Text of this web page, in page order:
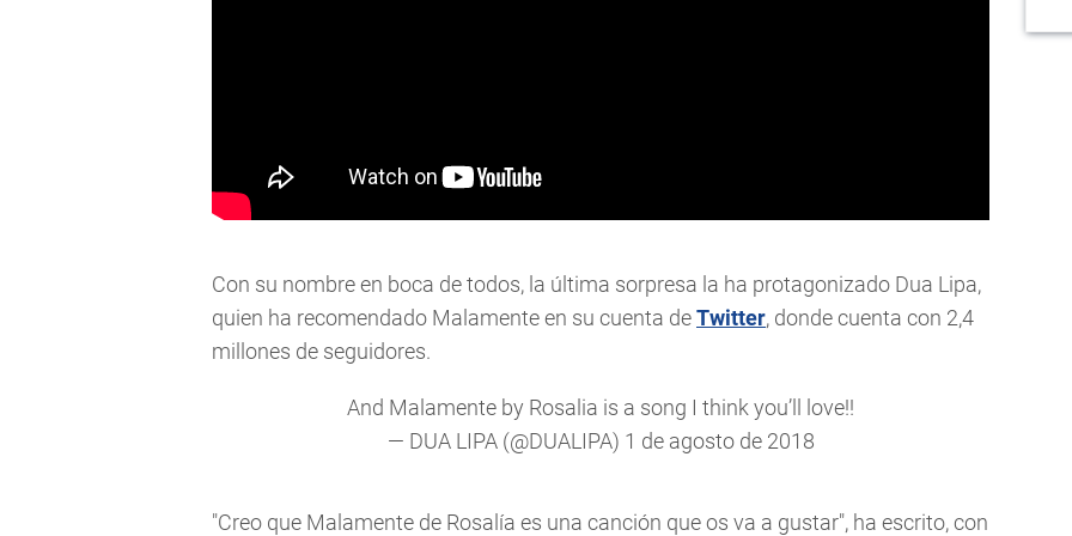
Con su nombre en boca de todos, la última sorpresa la ha protagonizado Dua Lipa,
quien ha recomendado Malamente en su cuenta deTwitter, donde cuenta con 2,4
millones de seguidores.
And Malamente by Rosalia is a song I think you’ll love!!
— DUA LIPA (@DUALIPA) 1 de agosto de 2018
"Creo que Malamente de Rosalía es una canción que os va a gustar", ha escrito, con